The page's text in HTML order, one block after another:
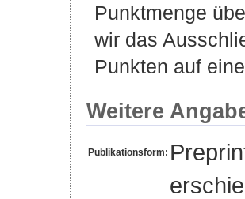
Punktmenge
wir das
Punkten auf
Weitere
Publikationsform: